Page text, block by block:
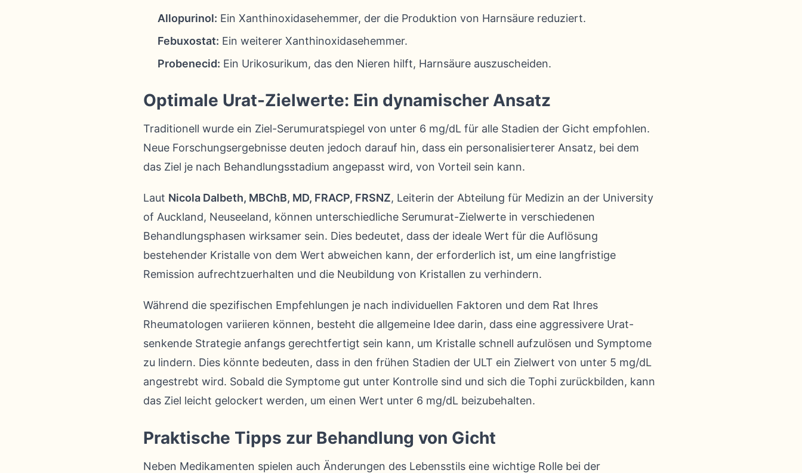
Allopurinol: Ein Xanthinoxidasehemmer, der die Produktion von Harnsäure reduziert.
Febuxostat: Ein weiterer Xanthinoxidasehemmer.
Probenecid: Ein Urikosurikum, das den Nieren hilft, Harnsäure auszuscheiden.
Optimale Urat-Zielwerte: Ein dynamischer Ansatz
Traditionell wurde ein Ziel-Serumuratspiegel von unter 6 mg/dL für alle Stadien der Gicht empfohlen.
Neue Forschungsergebnisse deuten jedoch darauf hin, dass ein personalisierterer Ansatz, bei dem
das Ziel je nach Behandlungsstadium angepasst wird, von Vorteil sein kann.
Laut Nicola Dalbeth, MBChB, MD, FRACP, FRSNZ, Leiterin der Abteilung für Medizin an der University
of Auckland, Neuseeland, können unterschiedliche Serumurat-Zielwerte in verschiedenen
Behandlungsphasen wirksamer sein. Dies bedeutet, dass der ideale Wert für die Auflösung
bestehender Kristalle von dem Wert abweichen kann, der erforderlich ist, um eine langfristige
Remission aufrechtzuerhalten und die Neubildung von Kristallen zu verhindern.
Während die spezifischen Empfehlungen je nach individuellen Faktoren und dem Rat Ihres
Rheumatologen variieren können, besteht die allgemeine Idee darin, dass eine aggressivere Urat-
senkende Strategie anfangs gerechtfertigt sein kann, um Kristalle schnell aufzulösen und Symptome
zu lindern. Dies könnte bedeuten, dass in den frühen Stadien der ULT ein Zielwert von unter 5 mg/dL
angestrebt wird. Sobald die Symptome gut unter Kontrolle sind und sich die Tophi zurückbilden, kann
das Ziel leicht gelockert werden, um einen Wert unter 6 mg/dL beizubehalten.
Praktische Tipps zur Behandlung von Gicht
Neben Medikamenten spielen auch Änderungen des Lebensstils eine wichtige Rolle bei der